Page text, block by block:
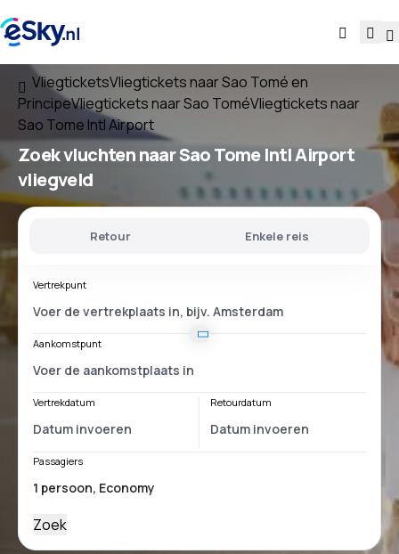
VliegticketsVliegtickets naar Sao Tomé en
PrincipeVliegtickets naar Sao ToméVliegtickets naar
Sao Tome Intl Airport
Zoek vluchtennaarSao Tome Intl Airport
vliegveld
Retour Enkele reis
Vertrekpunt
Aankomstpunt
Vertrekdatum Retourdatum
Passagiers
Zoek